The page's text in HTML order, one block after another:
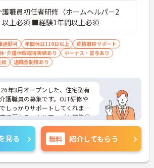
、チーム全体でスムーズに連携
されています。
相談してフォローし合える風通
ており、平均勤続年数7.2年とい
がっています。
た安心の体制のもと、専門的な
スタッフが常駐し、医療機関と
、緊急時にも落ち着いて対応で
ービス提供を学べます。
研修や講習は勤務時間内で受講
プライベートの負担を抑えなが
められます。
17日や自由な身だしなみ規定
に加えて年間17日のリフレッシ
職員初任者研修（ホームヘルパー2
以上必須 ■経験1年間以上必須
通勤可 年間休日110日以上
資格取得サポート
･介護休暇取得実績あり
ボーナス・賞与あり
給 退職金制度あり
年3月オープンした、住宅型有
護職員の募集です。OJT研修や
しっかりサポートしてくれます
で更なるスキルアップも可能◎
永年表彰など安心して長く働け
す！また、健康診断・インフル
で健康面のサポートもあり♪ご
イントをお伝えしますので、お
い。
見る 無料 紹介してもらう